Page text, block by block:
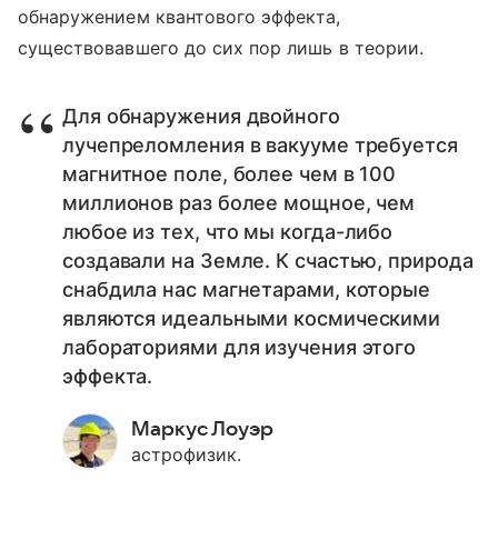
обнаружением квантового эффекта,
существовавшего до сих пор лишь в теории.
Для обнаружения двойного
лучепреломления в вакууме требуется
магнитное поле, более чем в 100
миллионов раз более мощное, чем
любое из тех, что мы когда-либо
создавали на Земле. К счастью, природа
снабдила нас магнетарами, которые
являются идеальными космическими
лабораториями для изучения этого
эффекта.
Маркус Лоуэр
астрофизик.